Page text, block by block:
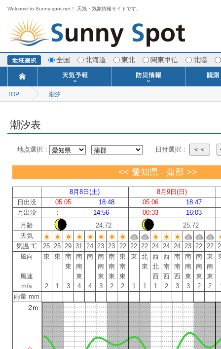
Welcome to Sunny-spot.net！ 天気・気象情報サイトです。
全国 北海道 東北 関東甲信 北陸
今日明日の天気
ポイント予報
週間天気予報
寒・暖候期予報
TOP 潮汐
潮汐表
地点選択： 日付選択： ＜＜
<< 愛知県 - 蒲郡 >>
8月8日(土)
8月9日(日)
日出没
05:05 18:48 05:06
18:47
月出没
--:-- 14:56 00:33
16:03
月齢
24.72
25.72
天気
気温 ℃
25 25 29 31 24 23 23 22 22 22 24 24 24 23 22 22
風向
風速
m/s
東
2
東
1
南
東
3
南
南
東
4
南
4
南
南
東
3
南
南
東
2
東
南
東
2
東
1
北
東
1
西
北
西
1
西
南
西
2
南
南
西
3
南
南
東
3
南
南
東
2
東
南
東
2
雨量 mm